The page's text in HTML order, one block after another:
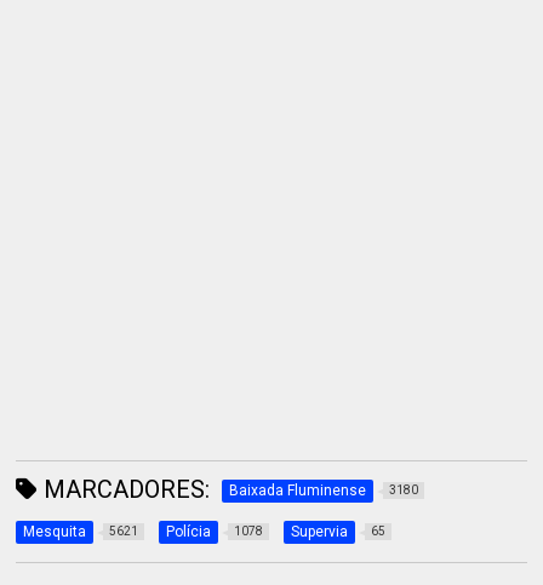
MARCADORES: Baixada Fluminense 3180
Mesquita 5621 Polícia 1078 Supervia 65